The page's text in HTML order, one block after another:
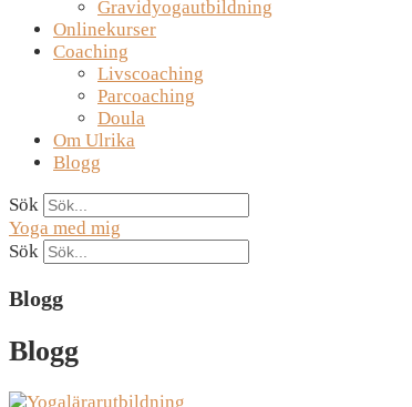
Gravidyogautbildning
Onlinekurser
Coaching
Livscoaching
Parcoaching
Doula
Om Ulrika
Blogg
Sök
Yoga med mig
Sök
Blogg
Blogg